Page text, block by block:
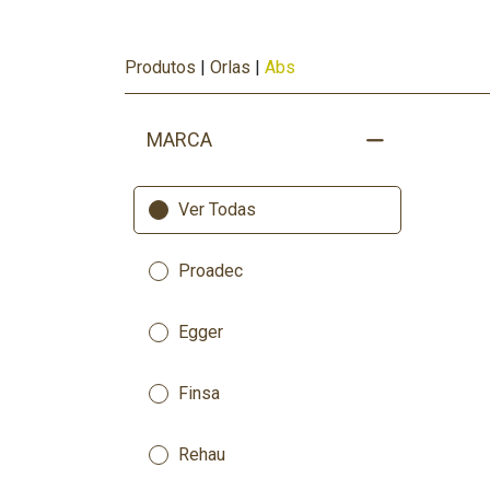
Produtos | Orlas | Abs
MARCA
Ver Todas
Proadec
Egger
Finsa
Rehau